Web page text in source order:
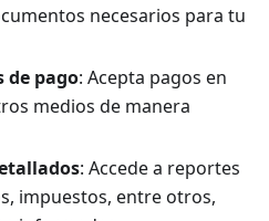
necesarios para tu
de pago: Acepta pagos en
medios de manera
: Accede a reportes
impuestos, entre otros,